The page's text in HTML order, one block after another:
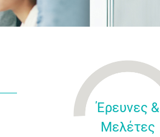
Έρευνες &
Μελέτες